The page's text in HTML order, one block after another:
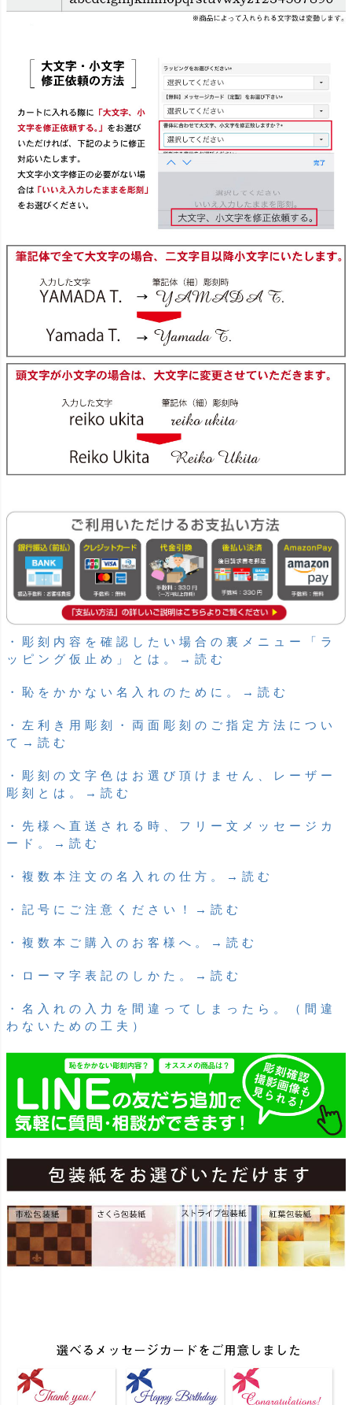
・彫刻内容を確認したい場合の裏メニュー「ラ
ッピング仮止め」とは。→読む
・恥をかかない名入れのために。→読む
・左利き用彫刻・両面彫刻のご指定方法につい
て→読む
・彫刻の文字色はお選び頂けません、レーザー
彫刻とは。→読む
・先様へ直送される時、フリー文メッセージカ
ード。→読む
・複数本注文の名入れの仕方。→読む
・記号にご注意ください！→読む
・複数本ご購入のお客様へ。→読む
・ローマ字表記のしかた。→読む
・名入れの入力を間違ってしまったら。（間違
わないための工夫）